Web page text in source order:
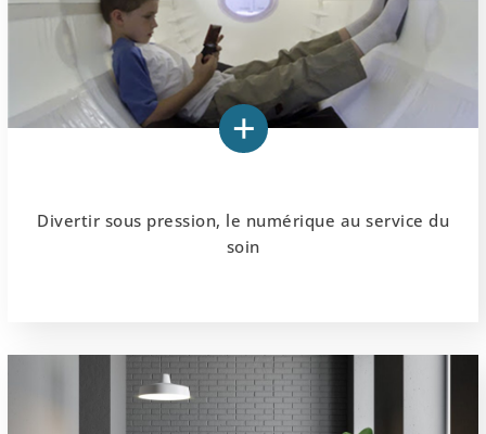
Divertir sous pression, le numérique au service du
soin